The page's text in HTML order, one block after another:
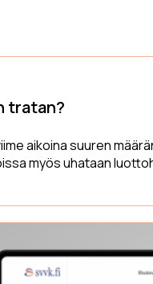
tratan?
aikoina suuren
myös uhataan